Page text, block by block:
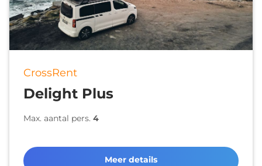
CrossRent
Delight Plus
Max. aantal pers. 4
Meer details